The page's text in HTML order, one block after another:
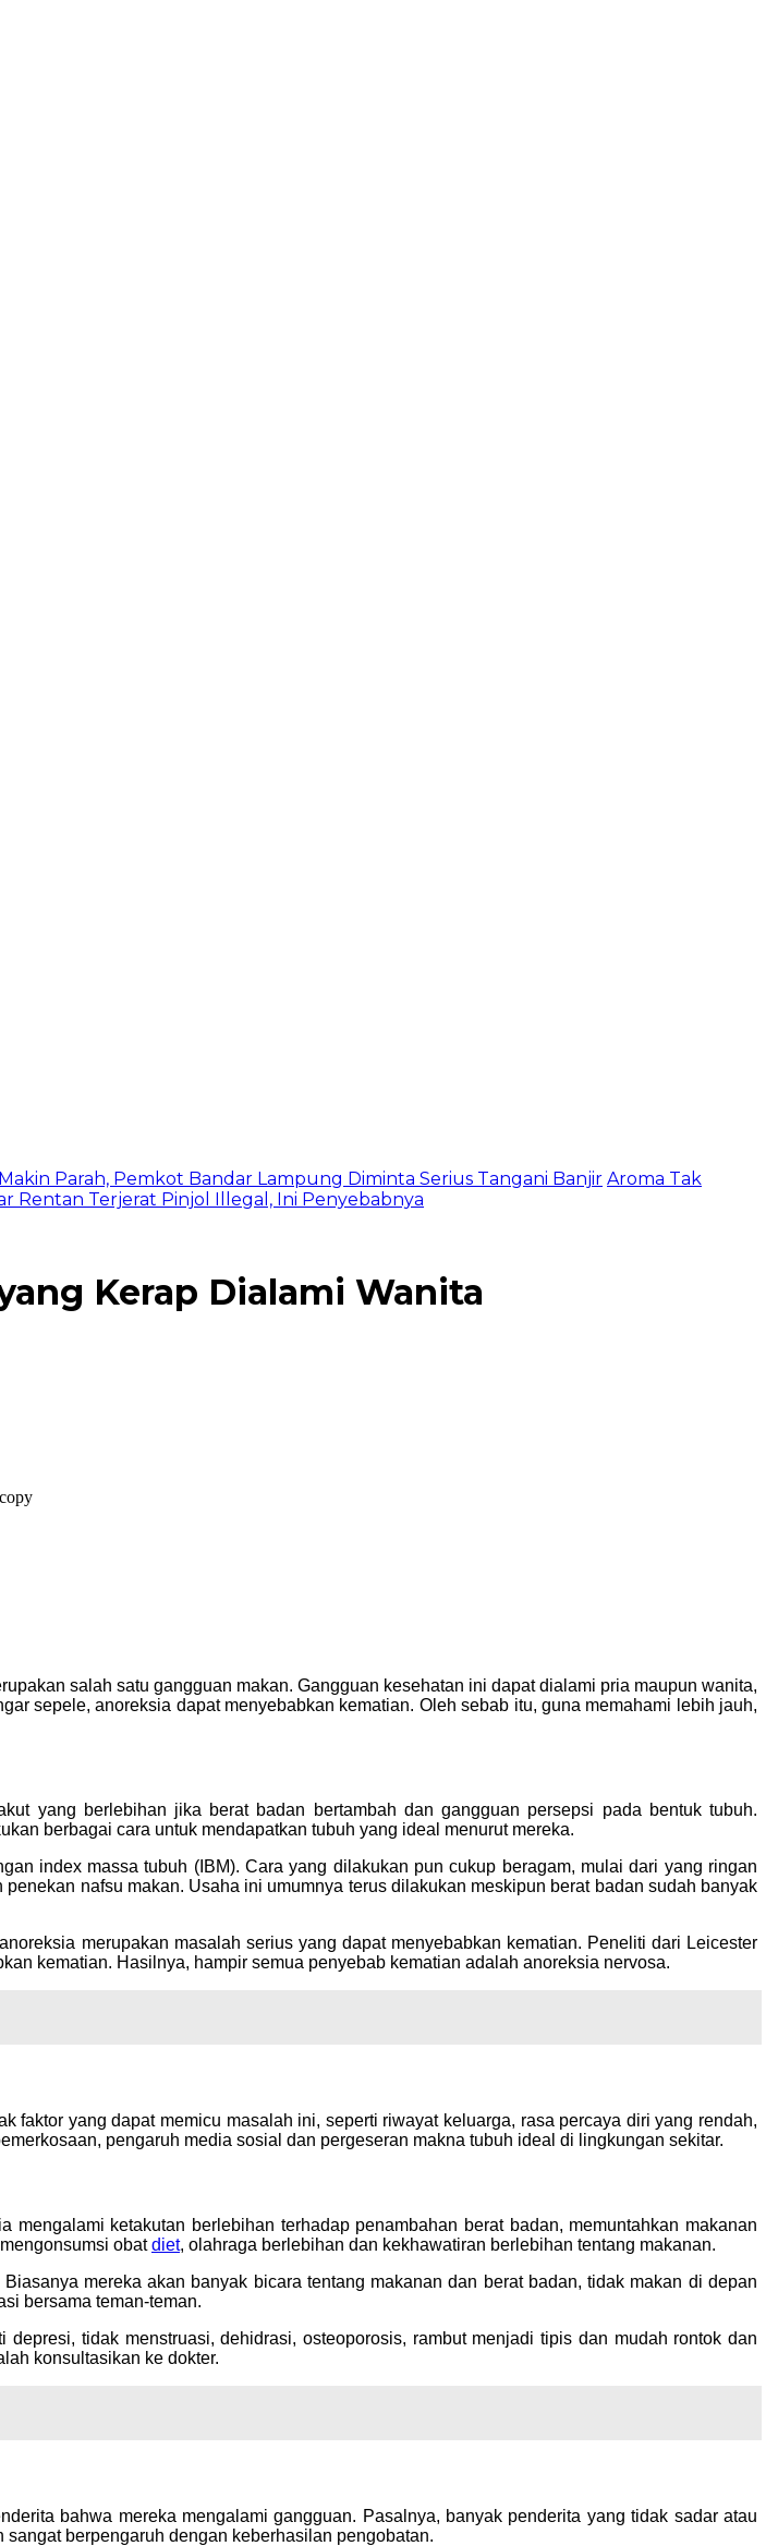
Parah, Pemkot Bandar Lampung Diminta Serius Tangani Banjir Aroma Tak
Rentan Terjerat Pinjol Illegal, Ini Penyebabnya
Kerap Dialami Wanita
salah satu gangguan makan. Gangguan kesehatan ini dapat dialami pria maupun wanita,
sepele, anoreksia dapat menyebabkan kematian. Oleh sebab itu, guna memahami lebih jauh,
yang berlebihan jika berat badan bertambah dan gangguan persepsi pada bentuk tubuh.
berbagai cara untuk mendapatkan tubuh yang ideal menurut mereka.
index massa tubuh (IBM). Cara yang dilakukan pun cukup beragam, mulai dari yang ringan
nafsu makan. Usaha ini umumnya terus dilakukan meskipun berat badan sudah banyak
merupakan masalah serius yang dapat menyebabkan kematian. Peneliti dari Leicester
kematian. Hasilnya, hampir semua penyebab kematian adalah anoreksia nervosa.
yang dapat memicu masalah ini, seperti riwayat keluarga, rasa percaya diri yang rendah,
pengaruh media sosial dan pergeseran makna tubuh ideal di lingkungan sekitar.
ketakutan berlebihan terhadap penambahan berat badan, memuntahkan makanan
obatdiet, olahraga berlebihan dan kekhawatiran berlebihan tentang makanan.
mereka akan banyak bicara tentang makanan dan berat badan, tidak makan di depan
bersama teman-teman.
tidak menstruasi, dehidrasi, osteoporosis, rambut menjadi tipis dan mudah rontok dan
konsultasikan ke dokter.
bahwa mereka mengalami gangguan. Pasalnya, banyak penderita yang tidak sadar atau
sangat berpengaruh dengan keberhasilan pengobatan.